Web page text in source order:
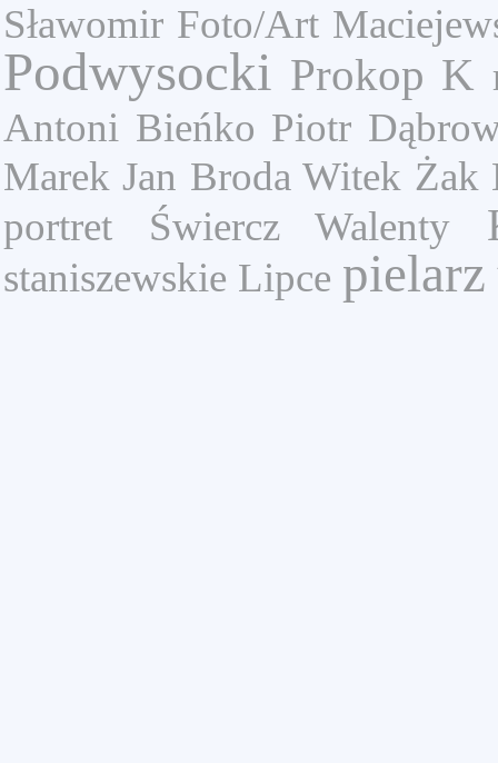
Sławomir Foto/Art
Podwysocki Prokop K
Antoni Bieńko Piotr
Marek Jan Broda Witek Żak
portret
Świercz Walenty
staniszewskie Lipce pielarz